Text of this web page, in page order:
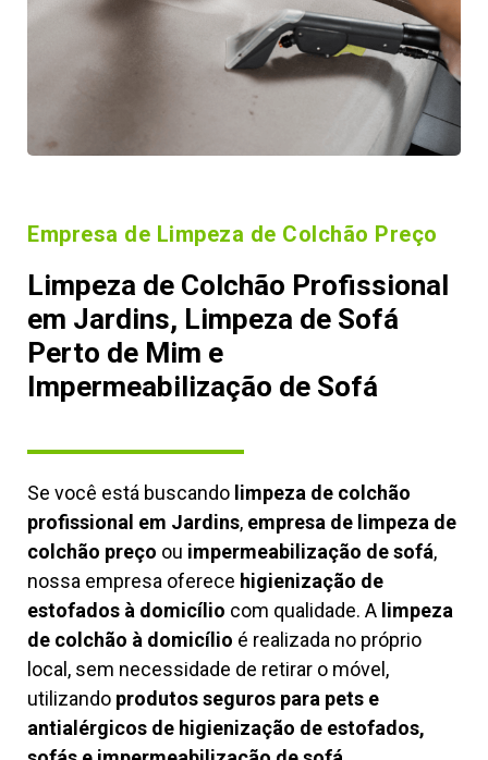
Empresa de Limpeza de Colchão Preço
Limpeza de Colchão Profissional
em Jardins, Limpeza de Sofá
Perto de Mim e
Impermeabilização de Sofá
Se você está buscando limpeza de colchão
profissional em Jardins, empresa de limpeza de
colchão preço ou impermeabilização de sofá,
nossa empresa oferece higienização de
estofados à domicílio com qualidade. A limpeza
de colchão à domicílio é realizada no próprio
local, sem necessidade de retirar o móvel,
utilizando produtos seguros para pets e
antialérgicos de higienização de estofados,